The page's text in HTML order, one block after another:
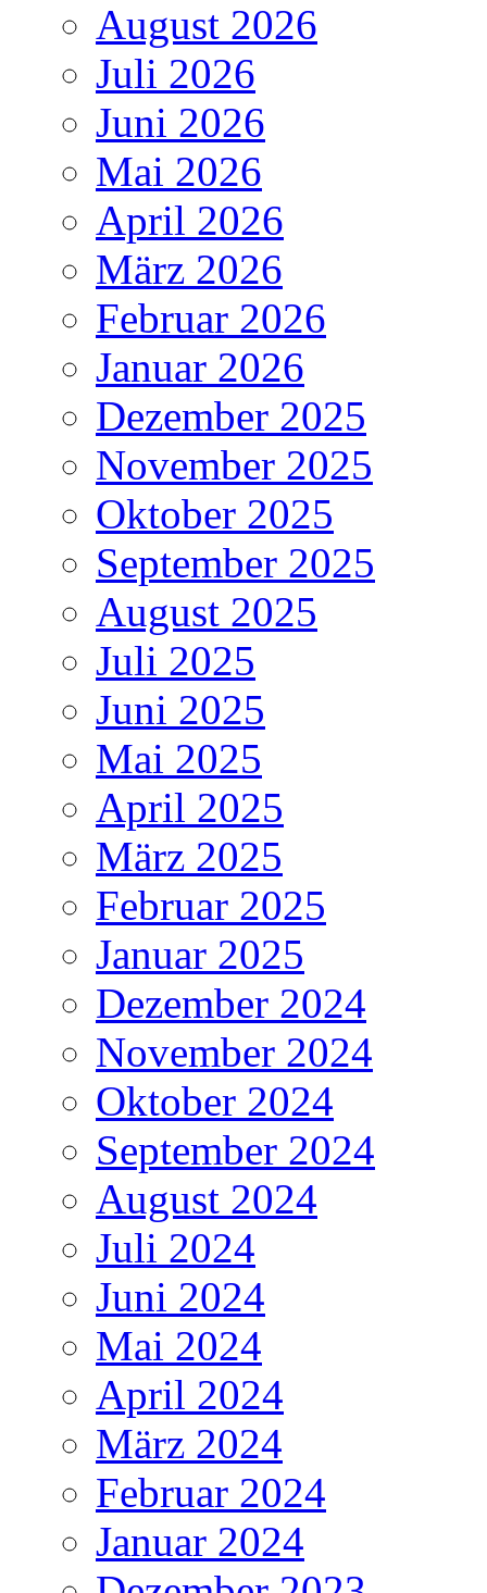
August 2026
Juli 2026
Juni 2026
Mai 2026
April 2026
März 2026
Februar 2026
Januar 2026
Dezember 2025
November 2025
Oktober 2025
September 2025
August 2025
Juli 2025
Juni 2025
Mai 2025
April 2025
März 2025
Februar 2025
Januar 2025
Dezember 2024
November 2024
Oktober 2024
September 2024
August 2024
Juli 2024
Juni 2024
Mai 2024
April 2024
März 2024
Februar 2024
Januar 2024